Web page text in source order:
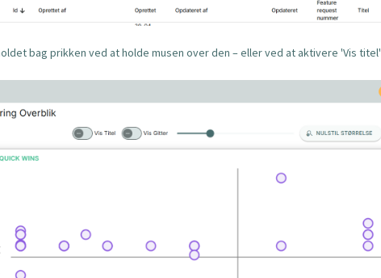
bag prikken ved at holde musen over den – eller ved at aktivere 'Vis titel'